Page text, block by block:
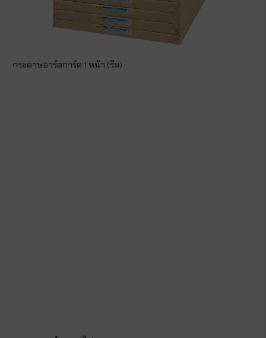
กระดาษอาร์ตการ์ด 1 หน้า (รีม)